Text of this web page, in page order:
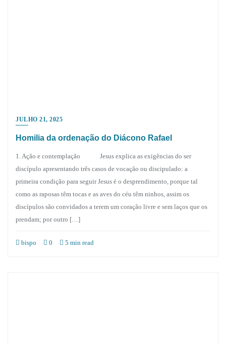
JULHO 21, 2025
Homilia da ordenação do Diácono Rafael
1. Ação e contemplação Jesus explica as exigências do ser
discípulo apresentando três casos de vocação ou discipulado: a
primeira condição para seguir Jesus é o desprendimento, porque tal
como as raposas têm tocas e as aves do céu têm ninhos, assim os
discípulos são convidados a terem um coração livre e sem laços que os
prendam; por outro […]
bispo 0 5 min read